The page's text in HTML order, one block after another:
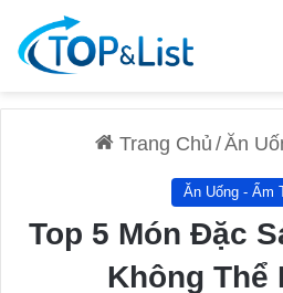
Trang Chủ /Ăn
Ăn Uống - Ẩm
Top 5 Món Đặc
Không Thể